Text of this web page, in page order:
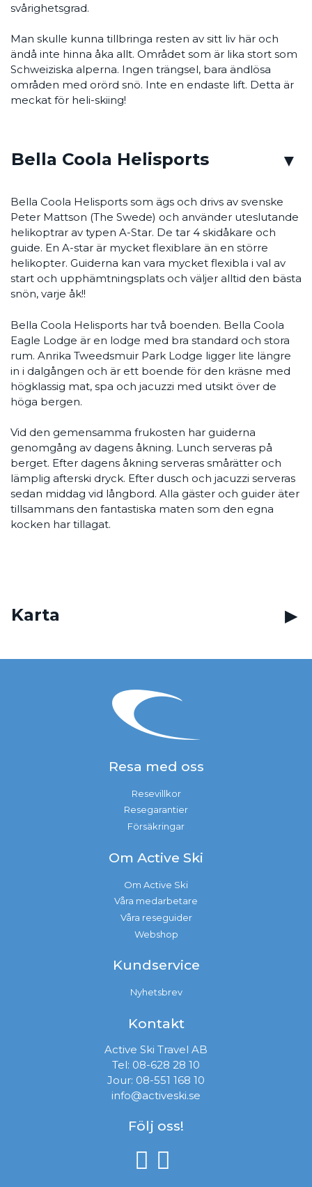
svårighetsgrad.
Man skulle kunna tillbringa resten av sitt liv här och
ändå inte hinna åka allt. Området som är lika stort som
Schweiziska alperna. Ingen trängsel, bara ändlösa
områden med orörd snö. Inte en endaste lift. Detta är
meckat för heli-skiing!
Bella Coola Helisports
Bella Coola Helisports som ägs och drivs av svenske
Peter Mattson (The Swede) och använder uteslutande
helikoptrar av typen A-Star. De tar 4 skidåkare och
guide. En A-star är mycket flexiblare än en större
helikopter. Guiderna kan vara mycket flexibla i val av
start och upphämtningsplats och väljer alltid den bästa
snön, varje åk!!
Bella Coola Helisports har två boenden. Bella Coola
Eagle Lodge är en lodge med bra standard och stora
rum. Anrika Tweedsmuir Park Lodge ligger lite längre
in i dalgången och är ett boende för den kräsne med
högklassig mat, spa och jacuzzi med utsikt över de
höga bergen.
Vid den gemensamma frukosten har guiderna
genomgång av dagens åkning. Lunch serveras på
berget. Efter dagens åkning serveras smårätter och
lämplig afterski dryck. Efter dusch och jacuzzi serveras
sedan middag vid långbord. Alla gäster och guider äter
tillsammans den fantastiska maten som den egna
kocken har tillagat.
Karta
Resa med oss
Resevillkor
Resegarantier
Försäkringar
Om Active Ski
Om Active Ski
Våra medarbetare
Våra reseguider
Webshop
Kundservice
Nyhetsbrev
Kontakt
Active Ski Travel AB
Tel: 08-628 28 10
Jour: 08-551 168 10
info@activeski.se
Följ oss!